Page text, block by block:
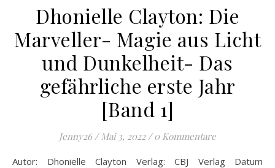
Dhonielle Clayton: Die
Marveller- Magie aus Licht
und Dunkelheit- Das
gefährliche erste Jahr
[Band 1]
Jenny26 / Mai 3, 2022 / 0 Kommentare
Autor: Dhonielle Clayton Verlag: CBJ Verlag Datum